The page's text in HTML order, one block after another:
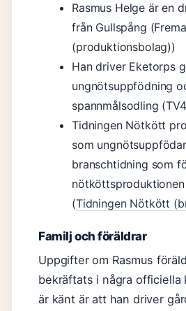
Rasmus Helge är en
från Gullspång
(produktionsbolag))
Han driver Eketorps
ungnötsuppfödning
spannmålsodling
Tidningen Nötkött
som
branschtidning som
nötköttsproduktionen
(Tidningen Nötkött
Familj och föräldrar
Uppgifter om Rasmus
bekräftats i några officiella
är känt är att han driver